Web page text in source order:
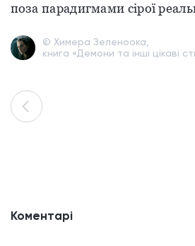
поза парадигмами сірої
© Химера Зеленоока,
книга «Демони та інші цікаві
Коментарі